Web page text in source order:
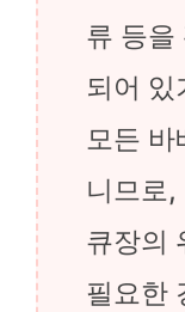
류 등을
되어
모든 바
니므로,
큐장의
필요한